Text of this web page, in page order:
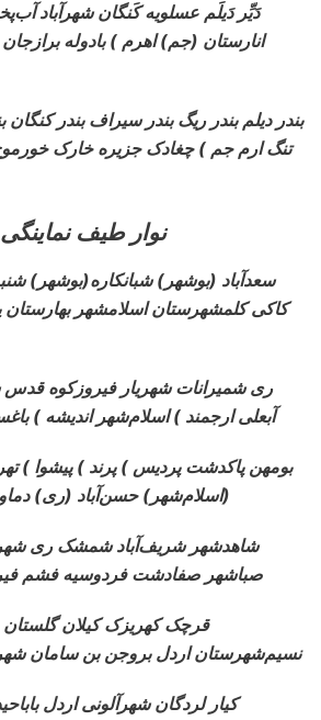
دَیِّر دَیلَم عسلویهکَنگان شهرآباد
انارستان (جم) اهرم ) بادوله
بندر دیلم بندر ریگ بندر سیراف بندر کنگان
تنگ ارم جم ) چغادک جزیره خارک
نوار طیف
سعدآباد (بوشهر) شبانکاره(بوشهر)
کاکی کلمشهرستان اسلامشهر
ری شمیرانات شهریار فیروزکوه
آبعلی ارجمند ) اسلام‌شهر اندیشه )
بومهن پاکدشت پردیس ) پرند ) پیشوا )
(اسلام‌شهر) حسن‌آباد (ری)
شاهدشهر شریف‌آباد شمشک ری
صباشهر صفادشت فردوسیه فشم
قرچک کهریزک کیلان گلستان
نسیم‌شهرستان اردل بروجن بن سامان
کیار لردگان شهرآلونی اردل